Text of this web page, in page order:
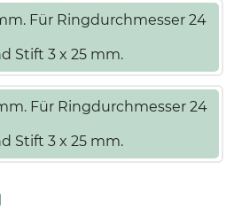
Für Ringdurchmesser 24
Stift 3 x 25 mm.
Für Ringdurchmesser 24
Stift 3 x 25 mm.